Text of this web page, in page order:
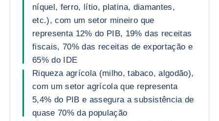
níquel, ferro, lítio, platina, diamantes,
etc.), com um setor mineiro que
representa 12% do PIB, 19% das receitas
fiscais, 70% das receitas de exportação e
65% do IDE
Riqueza agrícola (milho, tabaco, algodão),
com um setor agrícola que representa
5,4% do PIB e assegura a subsistência de
quase 70% da população